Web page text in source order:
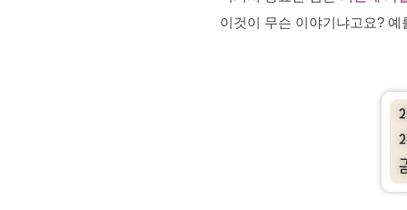
이것이 무슨 이야기냐고요?